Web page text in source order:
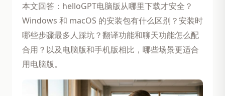
本文回答：helloGPT电脑版从哪里下载才安全？
Windows 和 macOS 的安装包有什么区别？安装时
哪些步骤最多人踩坑？翻译功能和聊天功能怎么配
合用？以及电脑版和手机版相比，哪些场景更适合
用电脑版。